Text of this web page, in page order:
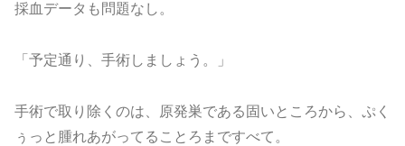
採血データも問題なし。
「予定通り、手術しましょう。」
手術で取り除くのは、原発巣である固いところから、ぷく
ぅっと腫れあがってることろまですべて。